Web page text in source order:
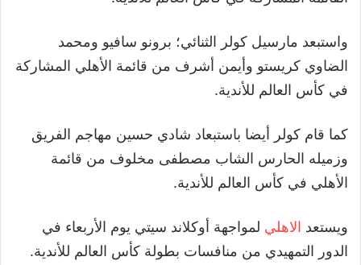
واستبعد مارسيل كولر الثنائي؛ برونو سافيو ومحمد
الضاوي كريستو وأيمن أشرف من قائمة الأهلي المشاركة
في كأس العالم للأندية.
كما قام كولر أيضا باستبعاد شادي حسين مهاجم الفريق
وزميله الحارس الشاب مصطفى مخلوف من قائمة
الأهلي في كأس العالم للأندية.
ويستعد الاهلي لمواجهة أوكلاند سيتي يوم الأربعاء في
الدور التمهيدي من منافسات بطولة كأس العالم للأندية.